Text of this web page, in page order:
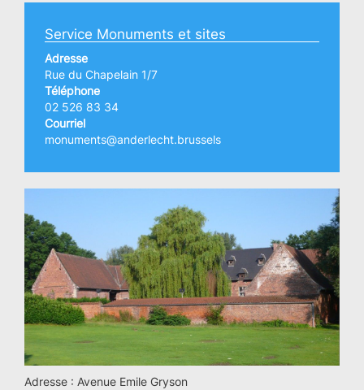
Service Monuments et sites
Adresse
Rue du Chapelain 1/7
Téléphone
02 526 83 34
Courriel
monuments@anderlecht.brussels
Adresse : Avenue Emile Gryson